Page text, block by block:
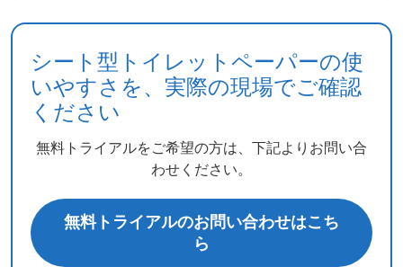
シート型トイレットペーパーの使
いやすさを、実際の現場でご確認
ください
無料トライアルをご希望の方は、下記よりお問い合
わせください。
無料トライアルのお問い合わせはこち
ら